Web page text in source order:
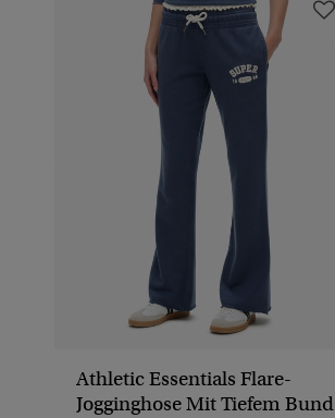
Athletic Essentials Flare-
Jogginghose Mit Tiefem Bund